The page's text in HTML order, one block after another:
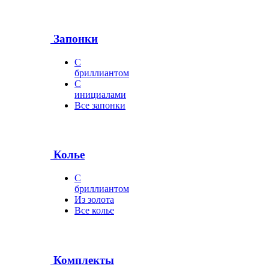
Запонки
С
бриллиантом
С
инициалами
Все запонки
Колье
С
бриллиантом
Из золота
Все колье
Комплекты